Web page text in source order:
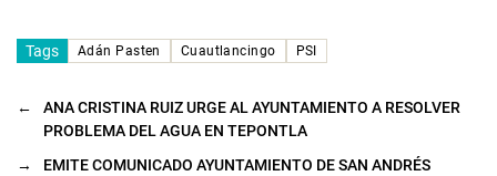
Tags Adán Pasten Cuautlancingo PSI
←
ANA CRISTINA RUIZ URGE AL AYUNTAMIENTO A RESOLVER
PROBLEMA DEL AGUA EN TEPONTLA
→
EMITE COMUNICADO AYUNTAMIENTO DE SAN ANDRÉS